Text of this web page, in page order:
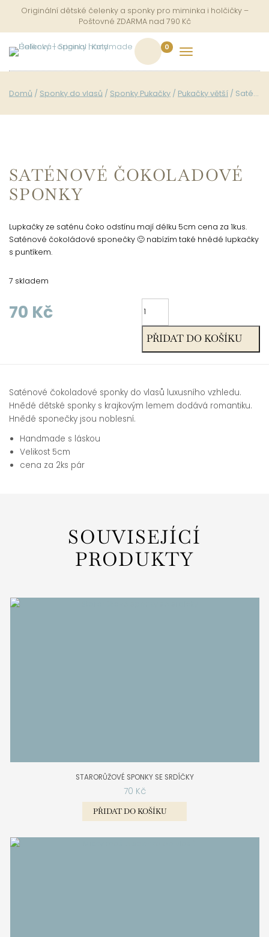
Originální dětské čelenky a sponky pro miminka i holčičky –
Poštovné ZDARMA nad 790 Kč
0
Toggle
Domů / Sponky do vlasů / Sponky Pukačky / Pukačky větší / Saténové čokoladové sponky
SATÉNOVÉ ČOKOLADOVÉ
SPONKY
Lupkačky ze saténu čoko odstínu mají délku 5cm cena za 1kus.
Saténové čokoládové sponečky 🙂 nabízím také hnědé lupkačky
s puntíkem.
7 skladem
70 Kč
čokoladové
sponky
množství
PŘIDAT DO KOŠÍKU
Saténové čokoladové sponky do vlasů luxusního vzhledu.
Hnědé dětské sponky s krajkovým lemem dodává romantiku.
Hnědé sponečky jsou noblesní.
Handmade s láskou
Velikost 5cm
cena za 2ks pár
SOUVISEJÍCÍ
PRODUKTY
STARORŮŽOVÉ SPONKY SE SRDÍČKY
70 Kč
PŘIDAT DO KOŠÍKU